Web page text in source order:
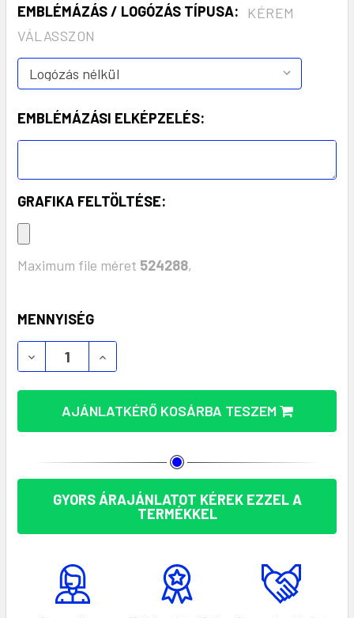
EMBLÉMÁZÁS / LOGÓZÁS TÍPUSA:
KÉREM
VÁLASSZON
EMBLÉMÁZÁSI ELKÉPZELÉS:
GRAFIKA FELTÖLTÉSE:
Maximum file méret 524288,
KÉSZLET:
MENNYISÉG
KARÁCSONYI UPPSALA POLÁR TAKARÓ – PUHASÁG
KARÁCSONYI UPPSALA POLÁR TAKARÓ
AJÁNLATKÉRŐ KOSÁRBA TESZEM
GYORS ÁRAJÁNLATOT KÉREK EZZEL A
TERMÉKKEL